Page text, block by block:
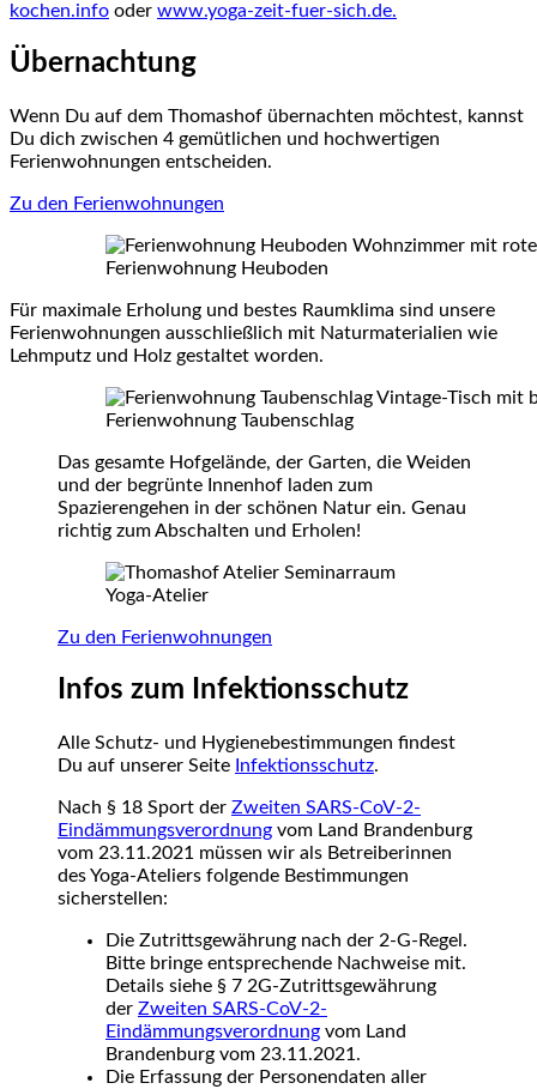
kochen.info oder www.yoga-zeit-fuer-sich.de.
Übernachtung
Wenn Du auf dem Thomashof übernachten möchtest, kannst
Du dich zwischen 4 gemütlichen und hochwertigen
Ferienwohnungen entscheiden.
Zu den Ferienwohnungen
Ferienwohnung Heuboden
Für maximale Erholung und bestes Raumklima sind unsere
Ferienwohnungen ausschließlich mit Naturmaterialien wie
Lehmputz und Holz gestaltet worden.
Ferienwohnung Taubenschlag
Das gesamte Hofgelände, der Garten, die Weiden
und der begrünte Innenhof laden zum
Spazierengehen in der schönen Natur ein. Genau
richtig zum Abschalten und Erholen!
Yoga-Atelier
Zu den Ferienwohnungen
Infos zum Infektionsschutz
Alle Schutz- und Hygienebestimmungen findest
Du auf unserer Seite Infektionsschutz.
Nach § 18 Sport der Zweiten SARS-CoV-2-
Eindämmungsverordnung vom Land Brandenburg
vom 23.11.2021 müssen wir als Betreiberinnen
des Yoga-Ateliers folgende Bestimmungen
sicherstellen:
Die Zutrittsgewährung nach der 2-G-Regel.
Bitte bringe entsprechende Nachweise mit.
Details siehe § 7 2G-Zutrittsgewährung
der Zweiten SARS-CoV-2-
Eindämmungsverordnung vom Land
Brandenburg vom 23.11.2021.
Die Erfassung der Personendaten aller